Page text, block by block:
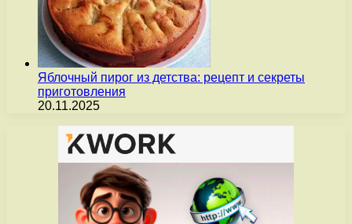
Яблочный пирог из детства: рецепт и секреты
приготовления
20.11.2025